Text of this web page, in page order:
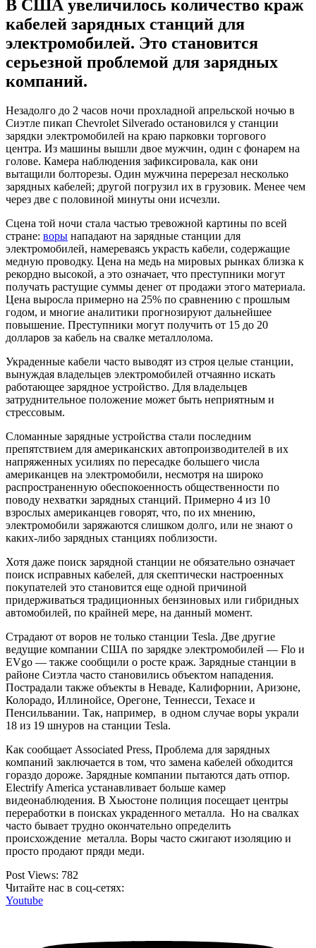
В США увеличилось количество краж
кабелей зарядных станций для
электромобилей. Это становится
серьезной проблемой для зарядных
компаний.
Незадолго до 2 часов ночи прохладной апрельской ночью в
Сиэтле пикап Chevrolet Silverado остановился у станции
зарядки электромобилей на краю парковки торгового
центра. Из машины вышли двое мужчин, один с фонарем на
голове. Камера наблюдения зафиксировала, как они
вытащили болторезы. Один мужчина перерезал несколько
зарядных кабелей; другой погрузил их в грузовик. Менее чем
через две с половиной минуты они исчезли.
Сцена той ночи стала частью тревожной картины по всей
стране: воры нападают на зарядные станции для
электромобилей, намереваясь украсть кабели, содержащие
медную проводку. Цена на медь на мировых рынках близка к
рекордно высокой, а это означает, что преступники могут
получать растущие суммы денег от продажи этого материала.
Цена выросла примерно на 25% по сравнению с прошлым
годом, и многие аналитики прогнозируют дальнейшее
повышение. Преступники могут получить от 15 до 20
долларов за кабель на свалке металлолома.
Украденные кабели часто выводят из строя целые станции,
вынуждая владельцев электромобилей отчаянно искать
работающее зарядное устройство. Для владельцев
затруднительное положение может быть неприятным и
стрессовым.
Сломанные зарядные устройства стали последним
препятствием для американских автопроизводителей в их
напряженных усилиях по пересадке большего числа
американцев на электромобили, несмотря на широко
распространенную обеспокоенность общественности по
поводу нехватки зарядных станций. Примерно 4 из 10
взрослых американцев говорят, что, по их мнению,
электромобили заряжаются слишком долго, или не знают о
каких-либо зарядных станциях поблизости.
Хотя даже поиск зарядной станции не обязательно означает
поиск исправных кабелей, для скептически настроенных
покупателей это становится еще одной причиной
придерживаться традиционных бензиновых или гибридных
автомобилей, по крайней мере, на данный момент.
Страдают от воров не только станции Tesla. Две другие
ведущие компании США по зарядке электромобилей — Flo и
EVgo — также сообщили о росте краж. Зарядные станции в
районе Сиэтла часто становились объектом нападения.
Пострадали также объекты в Неваде, Калифорнии, Аризоне,
Колорадо, Иллинойсе, Орегоне, Теннесси, Техасе и
Пенсильвании. Так, например, в одном случае воры украли
18 из 19 шнуров на станции Tesla.
Как сообщает Associated Press, Проблема для зарядных
компаний заключается в том, что замена кабелей обходится
гораздо дороже. Зарядные компании пытаются дать отпор.
Electrify America устанавливает больше камер
видеонаблюдения. В Хьюстоне полиция посещает центры
переработки в поисках украденного металла. Но на свалках
часто бывает трудно окончательно определить
происхождение металла. Воры часто сжигают изоляцию и
просто продают пряди меди.
Post Views: 782
Читайте нас в соц-сетях:
Youtube